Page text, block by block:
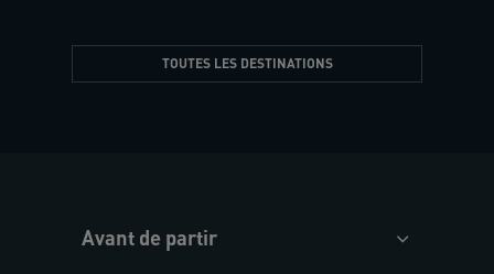
TOUTES LES DESTINATIONS
Avant de partir